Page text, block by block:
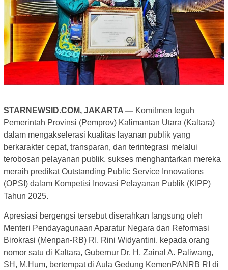
STARNEWSID.COM, JAKARTA — Komitmen teguh
Pemerintah Provinsi (Pemprov) Kalimantan Utara (Kaltara)
dalam mengakselerasi kualitas layanan publik yang
berkarakter cepat, transparan, dan terintegrasi melalui
terobosan pelayanan publik, sukses menghantarkan mereka
meraih predikat Outstanding Public Service Innovations
(OPSI) dalam Kompetisi Inovasi Pelayanan Publik (KIPP)
Tahun 2025.
Apresiasi bergengsi tersebut diserahkan langsung oleh
Menteri Pendayagunaan Aparatur Negara dan Reformasi
Birokrasi (Menpan-RB) RI, Rini Widyantini, kepada orang
nomor satu di Kaltara, Gubernur Dr. H. Zainal A. Paliwang,
SH, M.Hum, bertempat di Aula Gedung KemenPANRB RI di